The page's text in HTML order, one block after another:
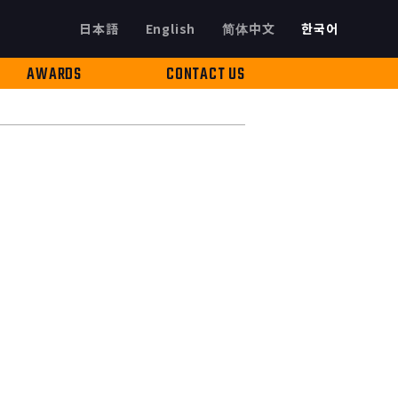
日本語 한국어
English 简体中文
AWARDS CONTACT US